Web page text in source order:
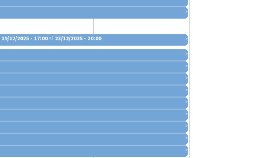
»
19/12/2025 - 17:00al 23/12/2025 - 20:00
»
»
»
»
»
»
»
»
»
»